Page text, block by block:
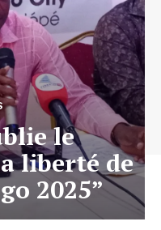
le
liberté de
2025”